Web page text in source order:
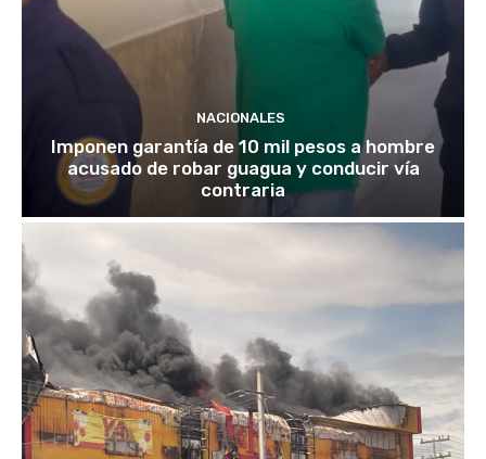
NACIONALES
Imponen garantía de 10 mil pesos a hombre
acusado de robar guagua y conducir vía
contraria